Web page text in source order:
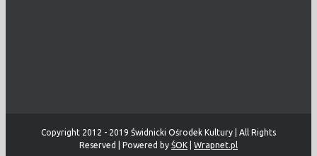
Copyright 2012 - 2019 Świdnicki Ośrodek Kultury | All Rights
Reserved | Powered by ŚOK Wrapnet.pl